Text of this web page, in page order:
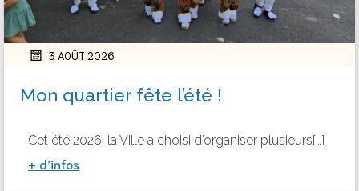
3 AOÛT 2026
Mon quartier fête l’été !
Cet été 2026, la Ville a choisi d’organiser plusieurs[…]
+ d’infos